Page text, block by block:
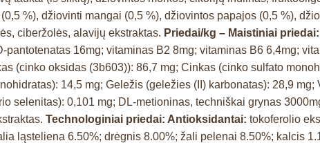
%), džiovinti mangai (0,5 %), džiovintos papajos (0,5 %),
ciberžolės, alavijų ekstraktas. Priedai/kg – Maistiniai priedai:
pantotenatas 16mg; vitaminas B2 8mg; vitaminas B6 6,4mg;
(cinko oksidas (3b603)): 86,7 mg; Cinkas (cinko sulfato
14,5 mg; Geležis (geležies (II) karbonatas): 28,9
selenitas): 0,101 mg; DL-metioninas, techniškai grynas
Technologiniai priedai: Antioksidantai: tokoferolio
ląsteliena 6.50%; drėgnis 8.00%; žali pelenai 8.50%; kalcis